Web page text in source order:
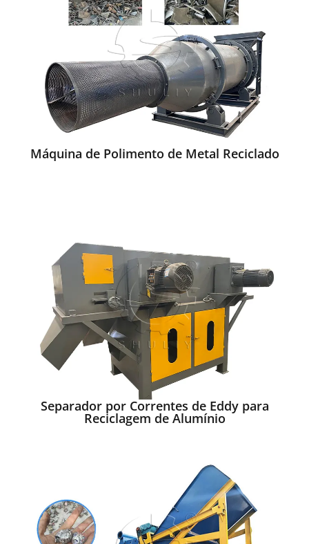
Máquina de Polimento de Metal Reciclado
Separador por Correntes de Eddy para
Reciclagem de Alumínio